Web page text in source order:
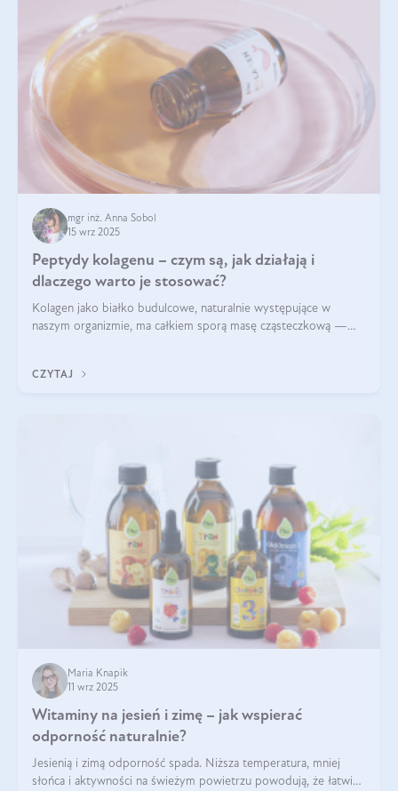
mgr inż. Anna Sobol
15 wrz 2025
Peptydy kolagenu – czym są, jak działają i
dlaczego warto je stosować?
Kolagen jako białko budulcowe, naturalnie występujące w
naszym organizmie, ma całkiem sporą masę cząsteczkową —
bardziej biodostępny
CZYTAJ
Maria Knapik
11 wrz 2025
Witaminy na jesień i zimę – jak wspierać
odporność naturalnie?
Jesienią i zimą odporność spada. Niższa temperatura, mniej
słońca i aktywności na świeżym powietrzu powodują, że łatwiej